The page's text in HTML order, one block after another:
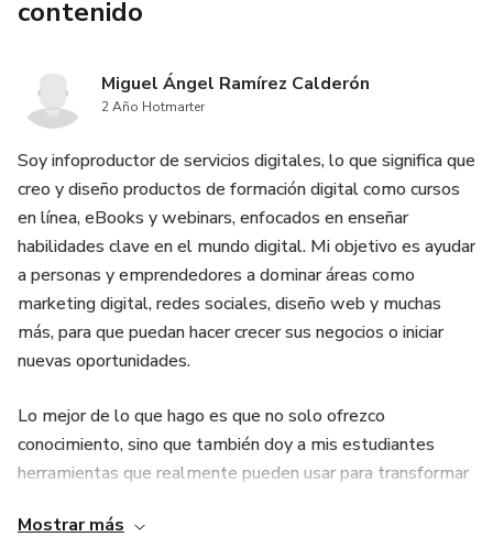
contenido
Miguel Ángel Ramírez Calderón
2 Año Hotmarter
Soy infoproductor de servicios digitales, lo que significa que
creo y diseño productos de formación digital como cursos
en línea, eBooks y webinars, enfocados en enseñar
habilidades clave en el mundo digital. Mi objetivo es ayudar
a personas y emprendedores a dominar áreas como
marketing digital, redes sociales, diseño web y muchas
más, para que puedan hacer crecer sus negocios o iniciar
nuevas oportunidades.
Lo mejor de lo que hago es que no solo ofrezco
conocimiento, sino que también doy a mis estudiantes
herramientas que realmente pueden usar para transformar
para ser fácil de seguir y altamente práctico, porque quiero
Mostrar más